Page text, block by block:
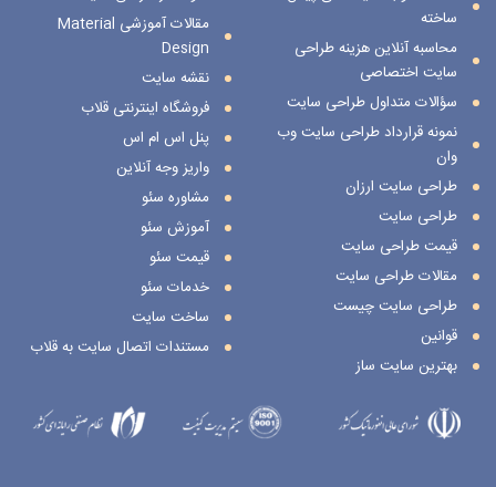
مقالات آموزشی Material
Design
نقشه سایت
فروشگاه اینترنتی قلاب
پنل اس ام اس
واریز وجه آنلاین
مشاوره سئو
آموزش سئو
قیمت سئو
خدمات سئو
ساخت سایت
مستندات اتصال سایت به قلاب
ساخته
محاسبه آنلاین هزینه طراحی
سایت اختصاصی
سؤالات متداول طراحی سایت
نمونه قرارداد طراحی سایت وب
وان
طراحی سایت ارزان
طراحی سایت
قیمت طراحی سایت
مقالات طراحی سایت
طراحی سایت چیست
قوانین
بهترین سایت ساز